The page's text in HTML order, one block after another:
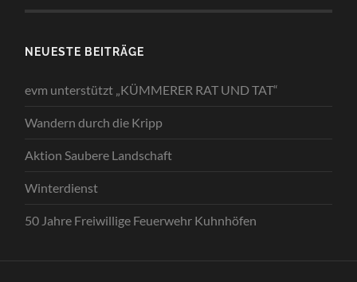
NEUESTE BEITRÄGE
evm unterstützt „KÜMMERER RAT UND TAT“
Wandern durch die Kripp
Aktion Saubere Landschaft
Winterdienst
50 Jahre Freiwillige Feuerwehr Kuhnhöfen